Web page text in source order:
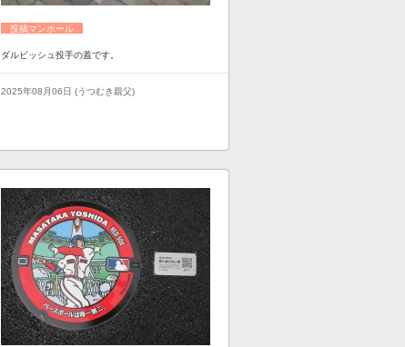
投稿マンホール
ダルビッシュ投手の蓋です。
2025年08月06日 (うつむき親父)